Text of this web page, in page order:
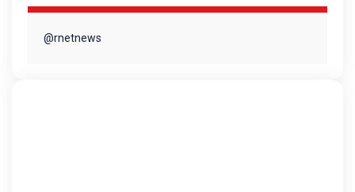
@rnetnews